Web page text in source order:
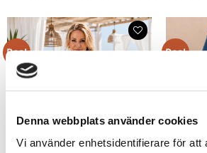
Denna webbplats använder cookies
Vi använder enhetsidentifierare för att
Rea! Rea!